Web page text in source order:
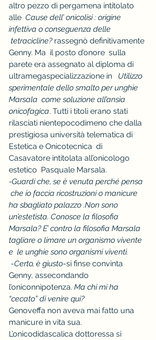
altro pezzo di pergamena intitolato
alle Cause dell’ onicolisi : origine
infettiva o conseguenza delle
tetracicline? rassegnò definitivamente
Genny. Ma  il posto d’onore  sulla
parete era assegnato al diploma di
ultramegaspecializzazione in Utilizzo
sperimentale dello smalto per unghie
Marsala  come soluzione all’ansia
onicofagica. Tutti i titoli erano stati
rilasciati nientepocodimeno che dalla
prestigiosa università telematica di
Estetica e Onicotecnica  di
Casavatore intitolata all’onicologo
estetico  Pasquale Marsala.
-Guardi che, se è venuta perché pensa
che io faccia ricostruzioni o manicure
ha sbagliato palazzo .Non sono
un’estetista. Conosce la filosofia
Marsala? E’ contro la filosofia Marsala
tagliare o limare un organismo vivente
e  le unghie sono organismi viventi.
-Certo, è giusto-si finse convinta
Genny, assecondando
l’oniconnipotenza. Ma chi mi ha
“cecato” di venire qui?
Genoveffa non aveva mai fatto una
manicure in vita sua.
L’onicodidascalica dottoressa si